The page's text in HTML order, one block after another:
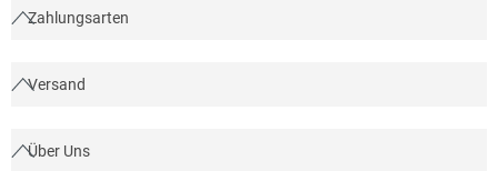
Zahlungsarten
Versand
Über Uns